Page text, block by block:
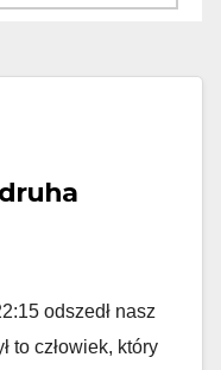
odszedł nasz
to człowiek, który